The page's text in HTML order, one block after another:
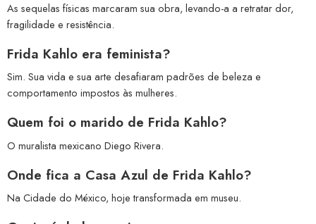
As sequelas físicas marcaram sua obra, levando-a a retratar dor,
fragilidade e resistência.
Frida Kahlo era feminista?
Sim. Sua vida e sua arte desafiaram padrões de beleza e
comportamento impostos às mulheres.
Quem foi o marido de Frida Kahlo?
O muralista mexicano Diego Rivera.
Onde fica a Casa Azul de Frida Kahlo?
Na Cidade do México, hoje transformada em museu.